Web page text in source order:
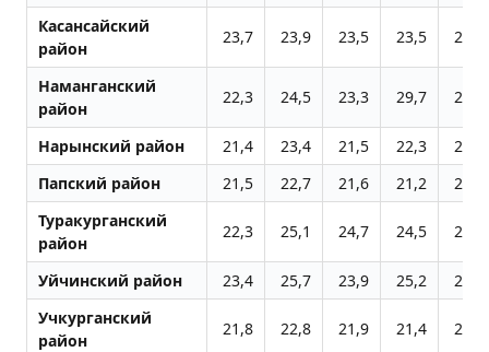
Касансайский
район
23,7 23,9 23,5 23,5 22,6
Наманганский
район
22,3 24,5 23,3 29,7 22,6
Нарынский район 21,4 23,4 21,5 22,3
22,7
Папский район
21,5 22,7 21,6 21,2
20,1
Туракурганский
район
22,3 25,1 24,7 24,5 23,2
Уйчинский район 23,4 25,7 23,9 25,2
22,2
Учкурганский
район
21,8 22,8 21,9 21,4 21,0